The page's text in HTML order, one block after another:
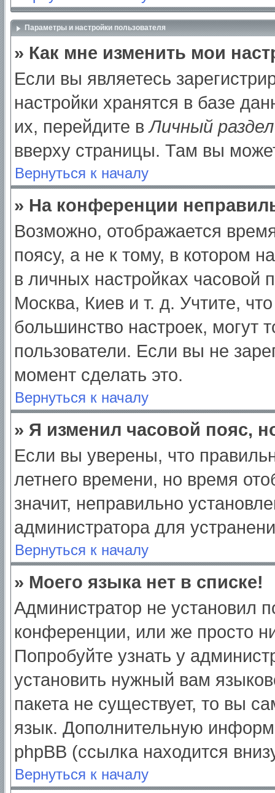
Параметры и настройки пользователя
» Как мне изменить мои
Если вы являетесь
настройки хранятся в базе
их, перейдите вЛичный раздел
вверху страницы. Там вы
Вернуться к началу
» На конференции
Возможно, отображается
поясу, а не к тому, в котором
в личных настройках часовой
Москва, Киев и т. д. Учтите,
большинство настроек, могут
пользователи. Если вы не
момент сделать это.
Вернуться к началу
» Я изменил часовой пояс,
Если вы уверены, что
летнего времени, но время
значит, неправильно
администратора для
Вернуться к началу
» Моего языка нет в списке!
Администратор не установил
конференции, или же просто
Попробуйте узнать у
установить нужный вам
пакета не существует, то вы
язык. Дополнительную
phpBB (ссылка находится
Вернуться к началу